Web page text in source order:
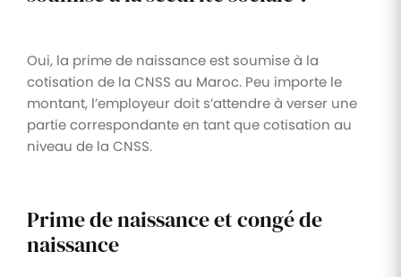
Oui, la prime de naissance est soumise à la
cotisation de la CNSS au Maroc. Peu importe le
montant, l’employeur doit s’attendre à verser une
partie correspondante en tant que cotisation au
niveau de la CNSS.
Prime de naissance et congé de
naissance